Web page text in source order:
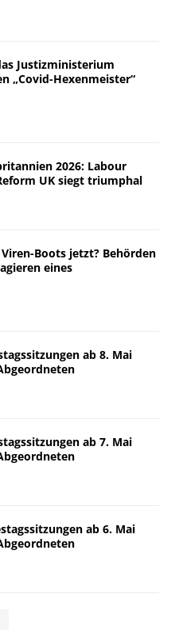
Justizministerium
„Covid-Hexenmeister“
2026: Labour
UK siegt triumphal
Boots jetzt? Behörden
eines
ab 8. Mai
ab 7. Mai
ab 6. Mai